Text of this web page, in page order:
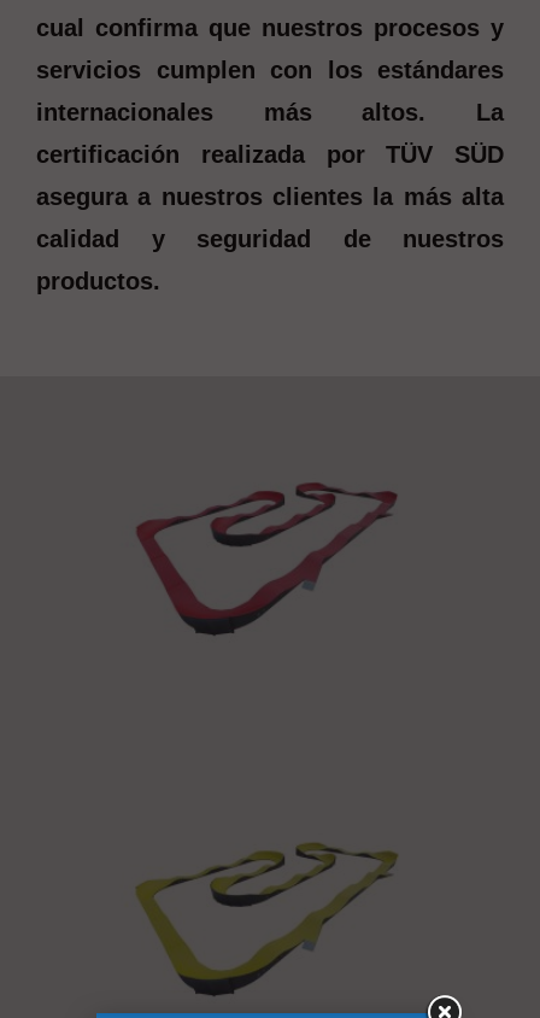
cual confirma que nuestros procesos y
servicios cumplen con los estándares
internacionales más altos. La
certificación realizada por TÜV SÜD
asegura a nuestros clientes la más alta
calidad y seguridad de nuestros
productos.